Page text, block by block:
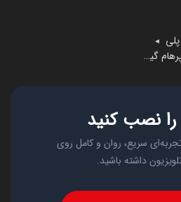
◄
استریم سونیک کالرز: آلتیمیت - پرهام گیم پلی
نصب کنید
سریع، روان و کامل روی
داشته باشید.